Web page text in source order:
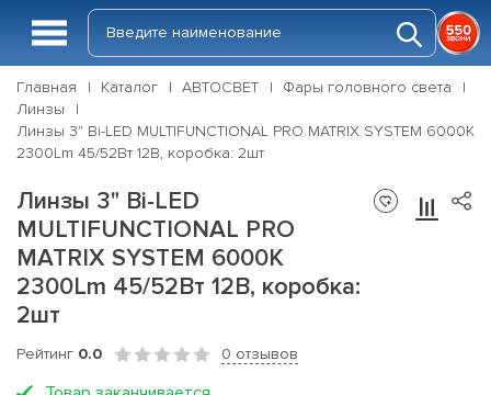
Главная Каталог АВТОСВЕТ
Фары головного света
Линзы
Линзы 3" Bi-LED MULTIFUNCTIONAL PRO MATRIX SYSTEM 6000K
2300Lm 45/52Вт 12В, коробка: 2шт
Линзы 3" Bi-LED
MULTIFUNCTIONAL PRO
MATRIX SYSTEM 6000K
2300Lm 45/52Вт 12В, коробка:
2шт
Рейтинг 0.0 0 отзывов